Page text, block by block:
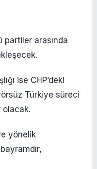
partiler arasında
ise CHP’deki
Türkiye süreci
olacak.
yönelik